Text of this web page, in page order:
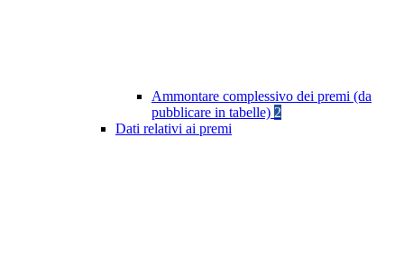
Ammontare complessivo dei premi (da
pubblicare in tabelle) 2
Dati relativi ai premi